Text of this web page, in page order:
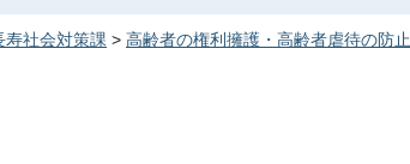
寿社会対策課 > 高齢者の権利擁護・高齢者虐待の防止